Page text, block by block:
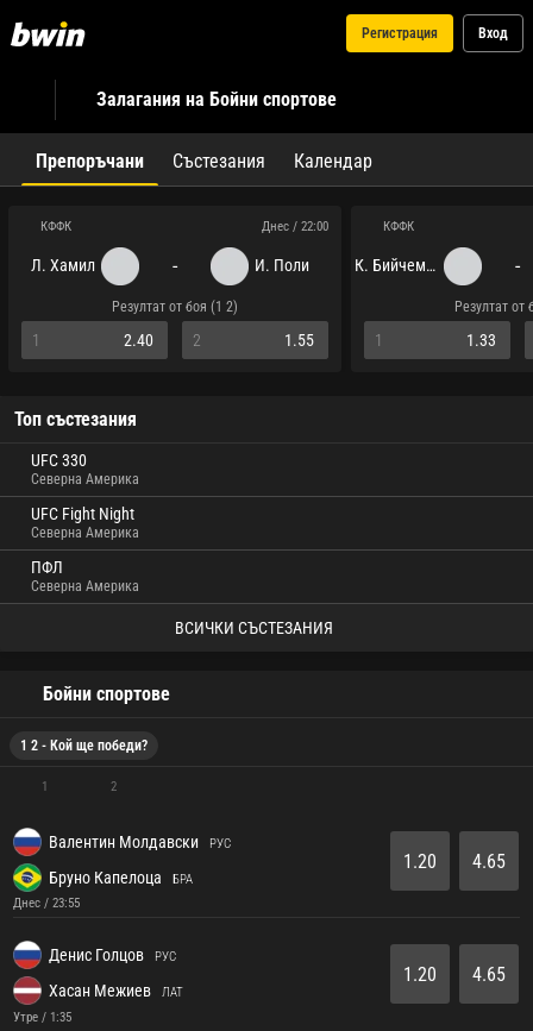
Регистрация Вход
Залагания на Бойни спортове
Препоръчани Състезания Календар
КФФК Днес / 22:00
Л. Хамил - И. Поли
Резултат от боя (1 2)
1 2.40 2 1.55
КФФК
К. Бийчем мл. -
Резултат от
1 1.33
Топ състезания
UFC 330
Северна Америка
UFC Fight Night
Северна Америка
ПФЛ
Северна Америка
ВСИЧКИ СЪСТЕЗАНИЯ
Бойни спортове
1 2 - Кой ще победи?
1 2
Валентин Молдавски РУС
Бруно Капелоца
БРА
Днес / 23:55
1.20 4.65
Денис Голцов РУС
Хасан Межиев
ЛАТ
Утре / 1:35
1.20 4.65